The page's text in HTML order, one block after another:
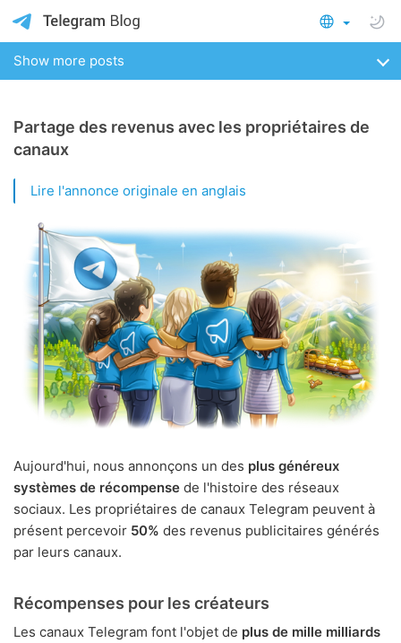
Show more posts
Partage des revenus avec les propriétaires de
canaux
Lire l'annonce originale en anglais
Aujourd'hui, nous annonçons un des plus généreux
systèmes de récompense de l'histoire des réseaux
sociaux. Les propriétaires de canaux Telegram peuvent à
présent percevoir 50% des revenus publicitaires générés
par leurs canaux.
Récompenses pour les créateurs
Les canaux Telegram font l'objet de plus de mille milliards